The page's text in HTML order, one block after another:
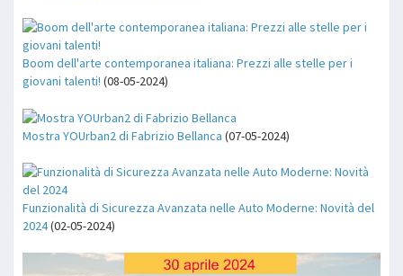
Boom dell'arte contemporanea italiana: Prezzi alle stelle per i
giovani talenti! (08-05-2024)
Mostra YOUrban2 di Fabrizio Bellanca (07-05-2024)
Funzionalità di Sicurezza Avanzata nelle Auto Moderne: Novità del
2024(02-05-2024)